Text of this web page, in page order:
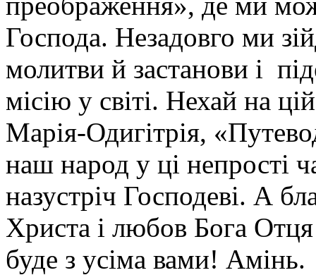
Господа. Незадовго ми
молитви й застанови і
місію у світі. Нехай на
Марія-Одигітрія,
наш народ у ці непрості
назустріч Господеві. А
Христа і любов Бога
буде з усіма вами! Амінь.